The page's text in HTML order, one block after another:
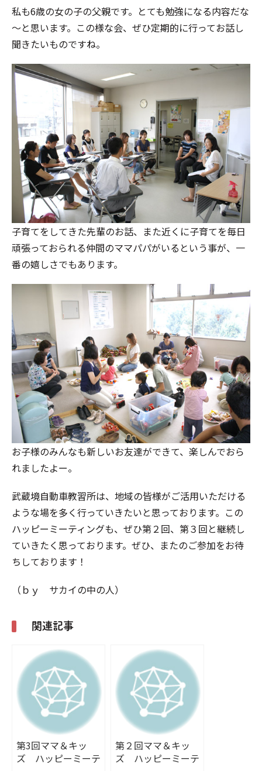
私も6歳の女の子の父親です。とても勉強になる内容だな
～と思います。この様な会、ぜひ定期的に行ってお話し
聞きたいものですね。
子育てをしてきた先輩のお話、また近くに子育てを毎日
頑張っておられる仲間のママパパがいるという事が、一
番の嬉しさでもあります。
お子様のみんなも新しいお友達ができて、楽しんでおら
れましたよー。
武蔵境自動車教習所は、地域の皆様がご活用いただける
ような場を多く行っていきたいと思っております。この
ハッピーミーティングも、ぜひ第２回、第３回と継続し
ていきたく思っております。ぜひ、またのご参加をお待
ちしております！
（ｂｙ サカイの中の人）
関連記事
第3回ママ＆キッ
ズ ハッピーミーテ
第２回ママ＆キッ
ズ ハッピーミーテ